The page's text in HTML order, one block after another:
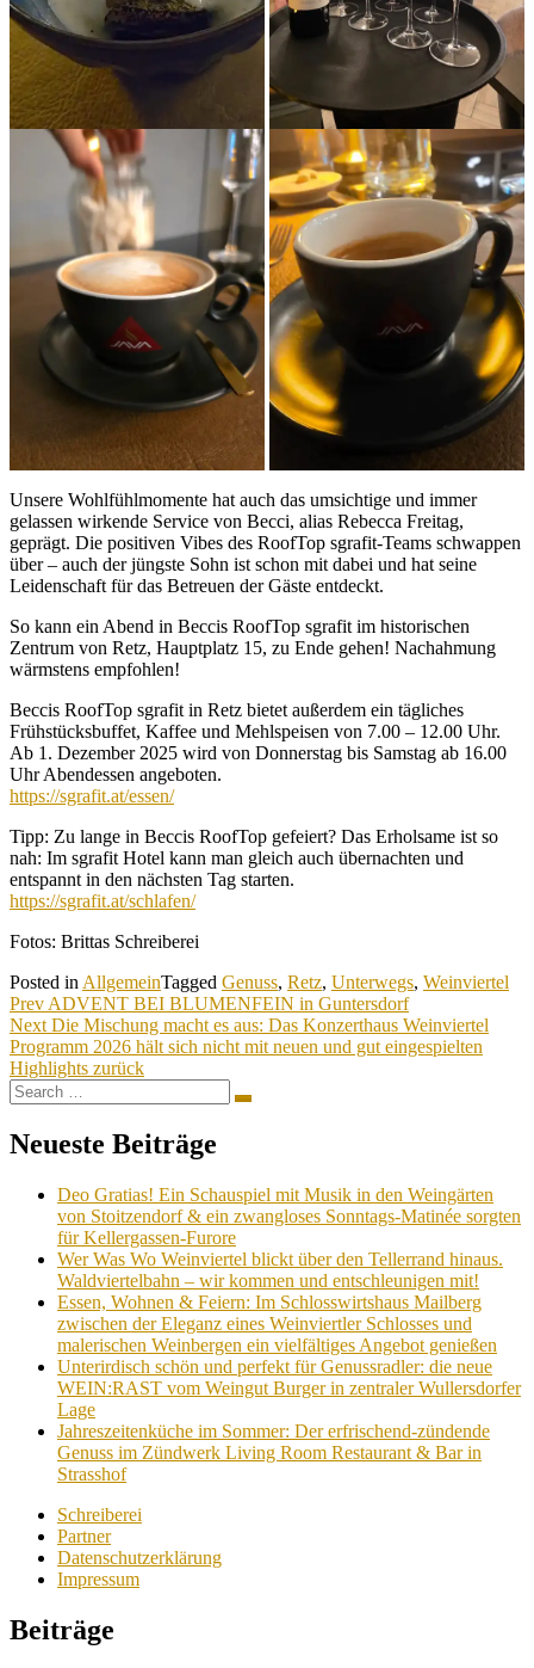
Unsere Wohlfühlmomente hat auch das umsichtige und immer
gelassen wirkende Service von Becci, alias Rebecca Freitag,
geprägt. Die positiven Vibes des RoofTop sgrafit-Teams schwappen
über – auch der jüngste Sohn ist schon mit dabei und hat seine
Leidenschaft für das Betreuen der Gäste entdeckt.
So kann ein Abend in Beccis RoofTop sgrafit im historischen
Zentrum von Retz, Hauptplatz 15, zu Ende gehen! Nachahmung
wärmstens empfohlen!
Beccis RoofTop sgrafit in Retz bietet außerdem ein tägliches
Frühstücksbuffet, Kaffee und Mehlspeisen von 7.00 – 12.00 Uhr.
Ab 1. Dezember 2025 wird von Donnerstag bis Samstag ab 16.00
Uhr Abendessen angeboten.
https://sgrafit.at/essen/
Tipp: Zu lange in Beccis RoofTop gefeiert? Das Erholsame ist so
nah: Im sgrafit Hotel kann man gleich auch übernachten und
entspannt in den nächsten Tag starten.
https://sgrafit.at/schlafen/
Fotos: Brittas Schreiberei
Posted in AllgemeinTagged Genuss, Retz, Unterwegs, Weinviertel
Beitragsnavigation
Prev ADVENT BEI BLUMENFEIN in Guntersdorf
Next Die Mischung macht es aus: Das Konzerthaus Weinviertel
Programm 2026 hält sich nicht mit neuen und gut eingespielten
Highlights zurück
Search
for:
Search
Neueste Beiträge
Deo Gratias! Ein Schauspiel mit Musik in den Weingärten
von Stoitzendorf & ein zwangloses Sonntags-Matinée sorgten
für Kellergassen-Furore
Wer Was Wo Weinviertel blickt über den Tellerrand hinaus.
Waldviertelbahn – wir kommen und entschleunigen mit!
Essen, Wohnen & Feiern: Im Schlosswirtshaus Mailberg
zwischen der Eleganz eines Weinviertler Schlosses und
malerischen Weinbergen ein vielfältiges Angebot genießen
Unterirdisch schön und perfekt für Genussradler: die neue
WEIN:RAST vom Weingut Burger in zentraler Wullersdorfer
Lage
Jahreszeitenküche im Sommer: Der erfrischend-zündende
Genuss im Zündwerk Living Room Restaurant & Bar in
Strasshof
Schreiberei
Partner
Datenschutzerklärung
Impressum
Beiträge